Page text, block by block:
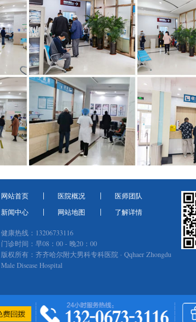
网站首页 医院概况
医师团队
新闻中心
网站地图 了解详情
健康热线：13206733116
门诊时间：早08：00 - 晚20：00
版权所有：齐齐哈尔附大男科专科医院 · Qqhaer Zhongdu
Male Disease Hospital